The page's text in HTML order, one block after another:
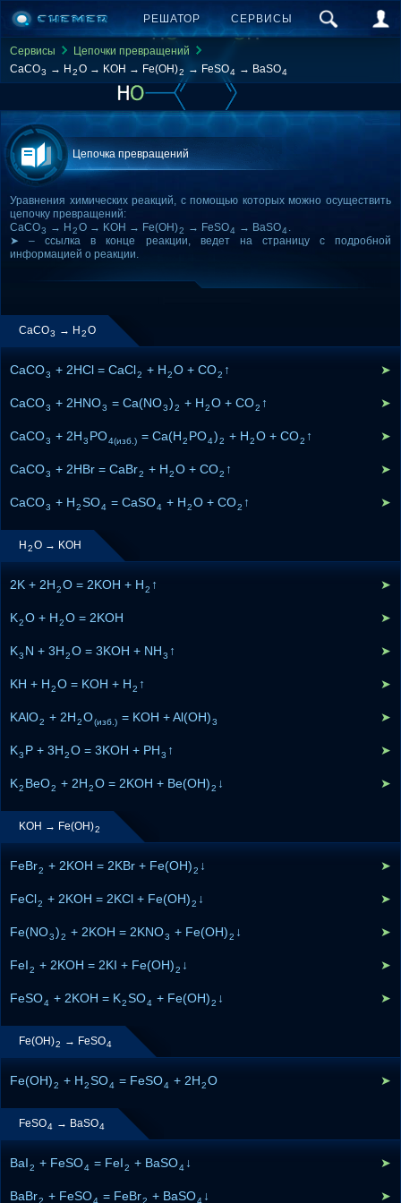
РЕШАТОР СЕРВИСЫ
Сервисы
Цепочки превращений
CaCO3 → H 2O → KOH → Fe(OH)2 → FeSO4 → BaSO4
Цепочка превращений
Уравнения химических реакций, с помощью которых можно осуществить
цепочку превращений:
CaCO3 → H 2O → KOH → Fe(OH)2 → FeSO4 → BaSO4.
➤ – ссылка в конце реакции, ведет на страницу с подробной
информацией о реакции.
CaCO3 → H 2O
CaCO3 + 2HCl = CaCl2 + H2O + CO2 ↑ ➤
CaCO3 + 2HNO3 = Ca(NO3)2 + H2O + CO2 ↑ ➤
CaCO3 + 2H3 PO4(изб.) = Ca(H2 PO4)2 + H2O + CO2 ↑ ➤
CaCO3 + 2HBr = CaBr2 + H2O + CO2 ↑ ➤
CaCO3 + H2SO4 = CaSO4 + H2O + CO2 ↑ ➤
H 2O → KOH
2K + 2H2O = 2KOH + H2 ↑ ➤
K2O + H2O = 2KOH ➤
K3 N + 3H2O = 3KOH + NH3 ↑ ➤
KH + H2O = KOH + H2 ↑ ➤
KAlO2 + 2H2O(изб.) = KOH + Al(OH)3 ➤
K3 P + 3H2O = 3KOH + PH3 ↑ ➤
K2 BeO2 + 2H2O = 2KOH + Be(OH)2 ↓ ➤
KOH → Fe(OH)2
FeBr2 + 2KOH = 2KBr + Fe(OH)2 ↓ ➤
FeCl2 + 2KOH = 2KCl + Fe(OH)2 ↓ ➤
Fe(NO3)2 + 2KOH = 2KNO3 + Fe(OH)2 ↓ ➤
FeI2 + 2KOH = 2KI + Fe(OH)2 ↓ ➤
FeSO4 + 2KOH = K2SO4 + Fe(OH)2 ↓ ➤
Fe(OH)2 → FeSO4
Fe(OH)2 + H2SO4 = FeSO4 + 2H2O ➤
FeSO4 → BaSO4
BaI2 + FeSO4 = FeI2 + BaSO4 ↓ ➤
BaBr2 + FeSO4 = FeBr2 + BaSO4 ↓ ➤